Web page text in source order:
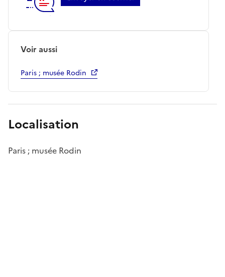
Voir aussi
Paris ; musée Rodin
Localisation
Paris ; musée Rodin